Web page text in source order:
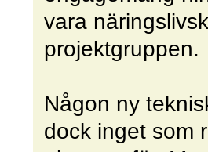
vara
projektgruppen.
Någon ny
dock inget som